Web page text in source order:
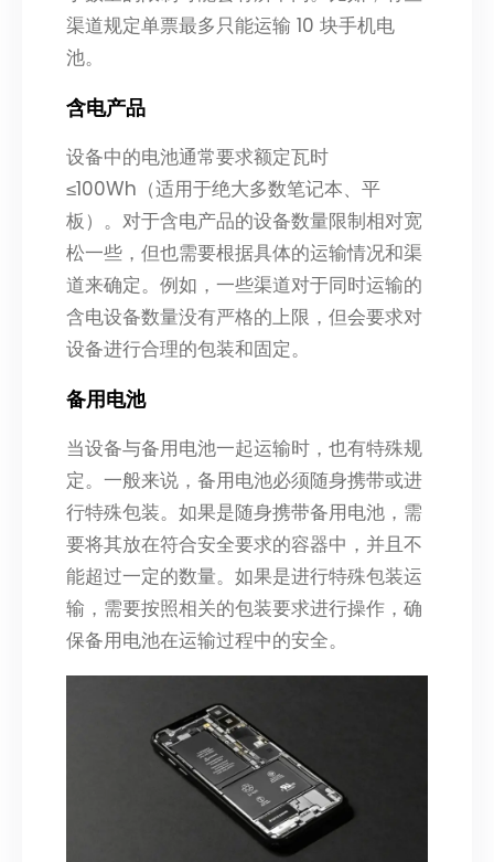
渠道规定单票最多只能运输 10 块手机电
池。
含电产品
设备中的电池通常要求额定瓦时
≤100Wh（适用于绝大多数笔记本、平
板）。对于含电产品的设备数量限制相对宽
松一些，但也需要根据具体的运输情况和渠
道来确定。例如，一些渠道对于同时运输的
含电设备数量没有严格的上限，但会要求对
设备进行合理的包装和固定。
备用电池
当设备与备用电池一起运输时，也有特殊规
定。一般来说，备用电池必须随身携带或进
行特殊包装。如果是随身携带备用电池，需
要将其放在符合安全要求的容器中，并且不
能超过一定的数量。如果是进行特殊包装运
输，需要按照相关的包装要求进行操作，确
保备用电池在运输过程中的安全。